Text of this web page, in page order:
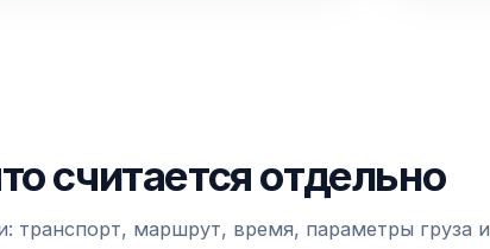
считается отдельно
транспорт, маршрут, время, параметры груза и